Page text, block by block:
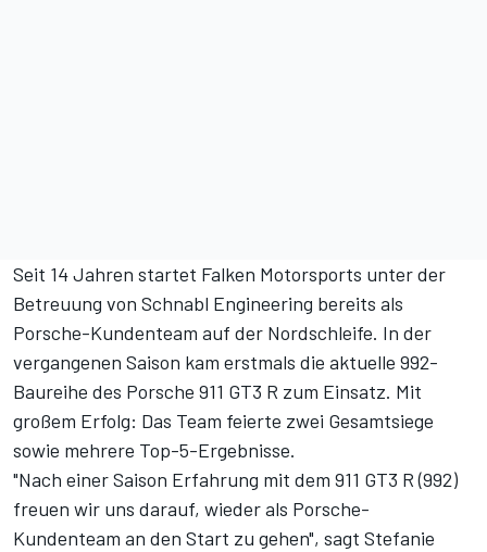
Seit 14 Jahren startet Falken Motorsports unter der
Betreuung von Schnabl Engineering bereits als
Porsche-Kundenteam auf der Nordschleife. In der
vergangenen Saison kam erstmals die aktuelle 992-
Baureihe des Porsche 911 GT3 R zum Einsatz. Mit
großem Erfolg: Das Team feierte zwei Gesamtsiege
sowie mehrere Top-5-Ergebnisse.
"Nach einer Saison Erfahrung mit dem 911 GT3 R (992)
freuen wir uns darauf, wieder als Porsche-
Kundenteam an den Start zu gehen", sagt Stefanie